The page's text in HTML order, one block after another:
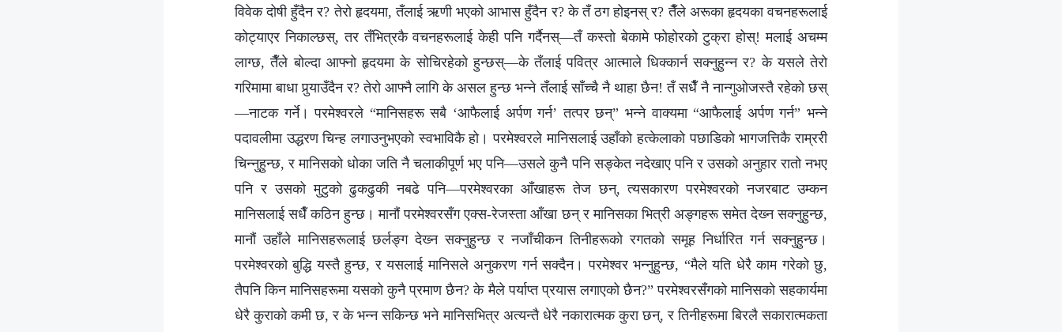
विवेक दोषी हुँदैन र? तेरो हृदयमा, तँलाई ऋणी भएको आभास हुँदैन र? के तँ ठग होइनस् र? तैँले अरूका हृदयका वचनहरूलाई
कोट्याएर निकाल्छस्, तर तँभित्रकै वचनहरूलाई केही पनि गर्दैनस्—तँ कस्तो बेकामे फोहोरको टुक्रा होस्! मलाई अचम्म
लाग्छ, तैँले बोल्दा आफ्नो हृदयमा के सोचिरहेको हुन्छस्—के तँलाई पवित्र आत्‍माले धिक्कार्न सक्‍नुहुन्‍न र? के यसले तेरो
गरिमामा बाधा पुर्‍याउँदैन र? तेरो आफ्नै लागि के असल हुन्छ भन्‍ने तँलाई साँच्‍चै नै थाहा छैन! तँ सधैँ नै नान्गुओजस्तै रहेको छस्
—नाटक गर्ने। परमेश्‍वरले “मानिसहरू सबै ‘आफैलाई अर्पण गर्न’ तत्पर छन्” भन्‍ने वाक्यमा “आफैलाई अर्पण गर्न” भन्‍ने
पदावलीमा उद्धरण चिन्ह लगाउनुभएको स्वभाविकै हो। परमेश्‍वरले मानिसलाई उहाँको हत्केलाको पछाडिको भागजत्तिकै राम्ररी
चिन्‍नुहुन्छ, र मानिसको धोका जति नै चलाकीपूर्ण भए पनि—उसले कुनै पनि सङ्केत नदेखाए पनि र उसको अनुहार रातो नभए
पनि र उसको मुटुको ढुकढुकी नबढे पनि—परमेश्‍वरका आँखाहरू तेज छन्, त्यसकारण परमेश्‍वरको नजरबाट उम्कन
मानिसलाई सधैँ कठिन हुन्छ। मानौं परमेश्‍वरसँग एक्स-रेजस्ता आँखा छन् र मानिसका भित्री अङ्गहरू समेत देख्‍न सक्‍नुहुन्छ,
मानौं उहाँले मानिसहरूलाई छर्लङ्ग देख्‍न सक्‍नुहुन्छ र नजाँचीकन तिनीहरूको रगतको समूह निर्धारित गर्न सक्‍नुहुन्छ।
परमेश्‍वरको बुद्धि यस्तै हुन्छ, र यसलाई मानिसले अनुकरण गर्न सक्दैन। परमेश्‍वर भन्‍नुहुन्छ, “मैले यति धेरै काम गरेको छु,
तैपनि किन मानिसहरूमा यसको कुनै प्रमाण छैन? के मैले पर्याप्त प्रयास लगाएको छैन?” परमेश्‍वरसँगको मानिसको सहकार्यमा
धेरै कुराको कमी छ, र के भन्‍न सकिन्छ भने मानिसभित्र अत्यन्तै धेरै नकारात्मक कुरा छन्, र तिनीहरूमा बिरलै सकारात्मकता